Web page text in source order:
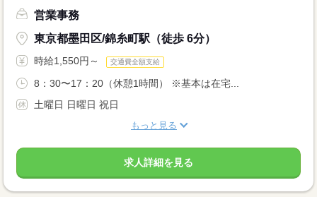
営業事務
東京都墨田区/錦糸町駅（徒歩 6分）
時給1,550円～ 交通費全額支給
8：30〜17：20（休憩1時間） ※基本は在宅...
土曜日 日曜日 祝日
もっと見る
求人詳細を見る